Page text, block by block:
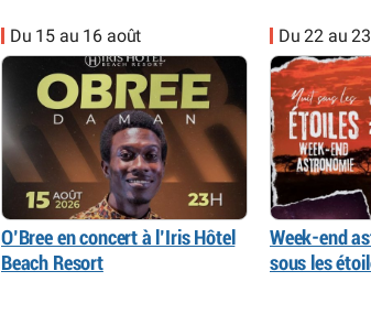
Du 15 au 16 août
O’Bree en concert à l’Iris Hôtel
Beach Resort
Du 22 au
Week-end
sous les